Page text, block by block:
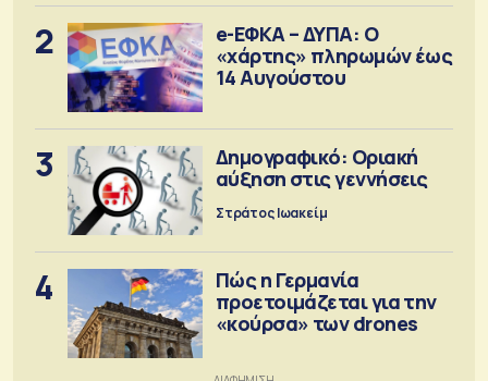
2
e-ΕΦΚΑ – ΔΥΠΑ: Ο
«χάρτης» πληρωμών έως
14 Αυγούστου
3
Δημογραφικό: Οριακή
αύξηση στις γεννήσεις
Στράτος Ιωακείμ
4
Πώς η Γερμανία
προετοιμάζεται για την
«κούρσα» των drones